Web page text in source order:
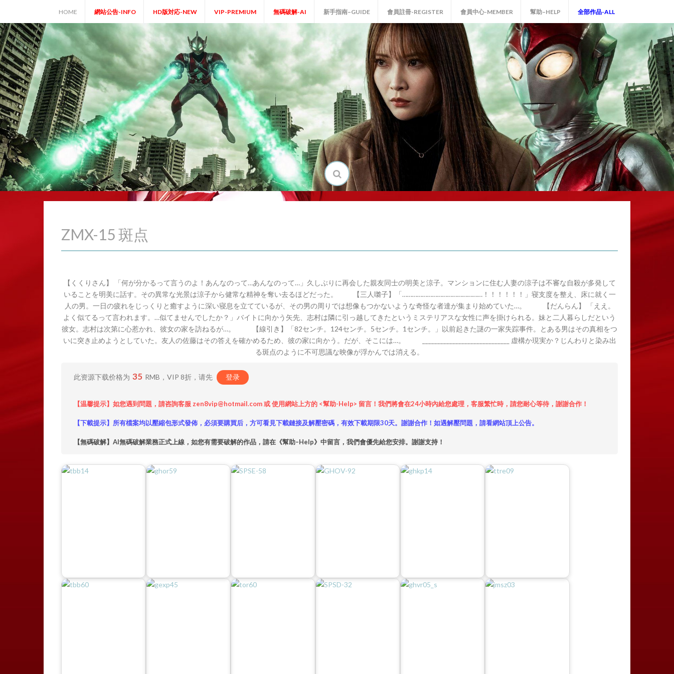
content
HOME 網站公告-INFO HD版対応-NEW VIP-PREMIUM 無碼破解-AI 新手指南–GUIDE 會員註冊-REGISTER 會員中心-MEMBER 幫助–HELP 全部作品-ALL
ZMX-15 斑点
【くくりさん】 「何が分かるって言うのよ！あんなのって…あんなのって…」久しぶりに再会した親友同士の明美と涼子。マンションに住む人妻の涼子は不審な自殺が多発して
いることを明美に話す。その異常な光景は涼子から健常な精神を奪い去るほどだった。 【三人囃子】「…………………………………………！！！！！！」寝支度を整え、床に就く一
人の男。一日の疲れをじっくりと癒すように深い寝息を立てているが、その男の周りでは想像もつかないような奇怪な者達が集まり始めていた…。 【だんらん】 「ええ。
よく似てるって言われます。…似てませんでしたか？」バイトに向かう矢先、志村は隣に引っ越してきたというミステリアスな女性に声を掛けられる。妹と二人暮らしだという
彼女。志村は次第に心惹かれ、彼女の家を訪ねるが…。 【線引き】「82センチ。124センチ。5センチ。1センチ。」以前起きた謎の一家失踪事件。とある男はその真相をつ
いに突き止めようとしていた。友人の佐藤はその答えを確かめるため、彼の家に向かう。だが、そこには…。 _____________________________ 虚構か現実か？じんわりと染み出
る斑点のように不可思議な映像が浮かんでは消える。
此资源下载价格为 35 RMB，VIP 8折，请先 登录
【温馨提示】如您遇到問題，請咨詢客服 zen8vip@hotmail.com 或 使用網站上方的 <幫助-Help> 留言！我們將會在24小時內給您處理，客服繁忙時，請您耐心等待，謝謝合作！
【下載提示】所有檔案均以壓縮包形式發佈，必須要購買后，方可看見下載鏈接及解壓密碼，有效下載期限30天。謝謝合作！如遇解壓問題，請看網站頂上公告。
【無碼破解】AI無碼破解業務正式上線，如您有需要破解的作品，請在《幫助–Help》中留言，我們會優先給您安排。謝謝支持！